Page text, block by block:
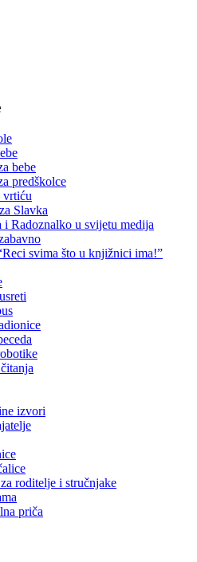
bebe
predškolce
vrtiću
Slavka
i Radoznalko u svijetu medija
svima što u knjižnici ima!”
izvori
roditelje i stručnjake
priča